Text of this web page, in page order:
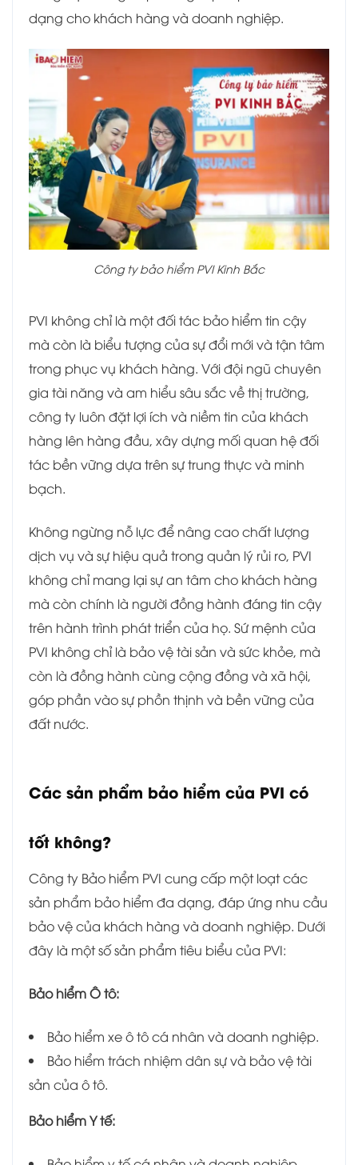
dạng cho khách hàng và doanh nghiệp.
Công ty bảo hiểm PVI Kinh Bắc
PVI không chỉ là một đối tác bảo hiểm tin cậy
mà còn là biểu tượng của sự đổi mới và tận tâm
trong phục vụ khách hàng. Với đội ngũ chuyên
gia tài năng và am hiểu sâu sắc về thị trường,
công ty luôn đặt lợi ích và niềm tin của khách
hàng lên hàng đầu, xây dựng mối quan hệ đối
tác bền vững dựa trên sự trung thực và minh
bạch.
Không ngừng nỗ lực để nâng cao chất lượng
dịch vụ và sự hiệu quả trong quản lý rủi ro, PVI
không chỉ mang lại sự an tâm cho khách hàng
mà còn chính là người đồng hành đáng tin cậy
trên hành trình phát triển của họ. Sứ mệnh của
PVI không chỉ là bảo vệ tài sản và sức khỏe, mà
còn là đồng hành cùng cộng đồng và xã hội,
góp phần vào sự phồn thịnh và bền vững của
đất nước.
Các sản phẩm bảo hiểm của PVI có
tốt không?
Công ty Bảo hiểm PVI cung cấp một loạt các
sản phẩm bảo hiểm đa dạng, đáp ứng nhu cầu
bảo vệ của khách hàng và doanh nghiệp. Dưới
đây là một số sản phẩm tiêu biểu của PVI:
Bảo hiểm Ô tô:
Bảo hiểm xe ô tô cá nhân và doanh nghiệp.
Bảo hiểm trách nhiệm dân sự và bảo vệ tài
sản của ô tô.
Bảo hiểm Y tế: